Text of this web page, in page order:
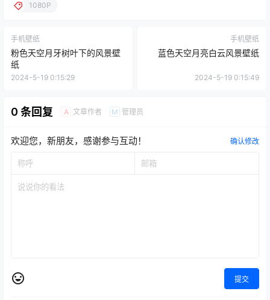
1080P
手机壁纸
粉色天空月牙树叶下的风景壁
纸
2024-5-19 0:15:29
手机壁纸
蓝色天空月亮白云风景壁纸
2024-5-19 0:15:49
0 条回复 A 文章作者 M 管理员
欢迎您，新朋友，感谢参与互动！ 确认修改
提交